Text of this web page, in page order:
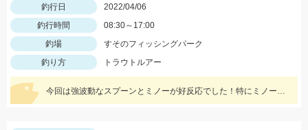
釣行日
2022/04/06
釣行時間
08:30～17:00
釣場
すそのフィッシングパーク
釣り方
トラウトルアー
今回は強波動なスプーンとミノーが好反応でした！特にミノーが終始入れ食いでした♪